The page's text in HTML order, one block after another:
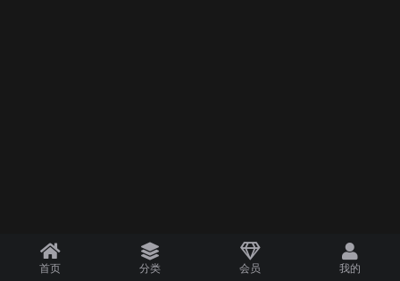
首页 分类 会员 我的